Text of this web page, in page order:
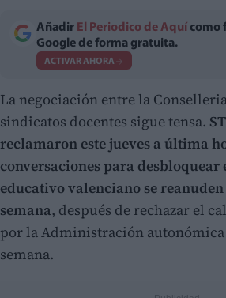
Añadir El Periodico de Aquí como
Google de forma gratuita.
ACTIVAR AHORA
La negociación entre la
sindicatos docentes sigue tensa.
reclamaron este jueves a última
conversaciones para
educativo valenciano se
semana, después de rechazar el
por la Administración
semana.